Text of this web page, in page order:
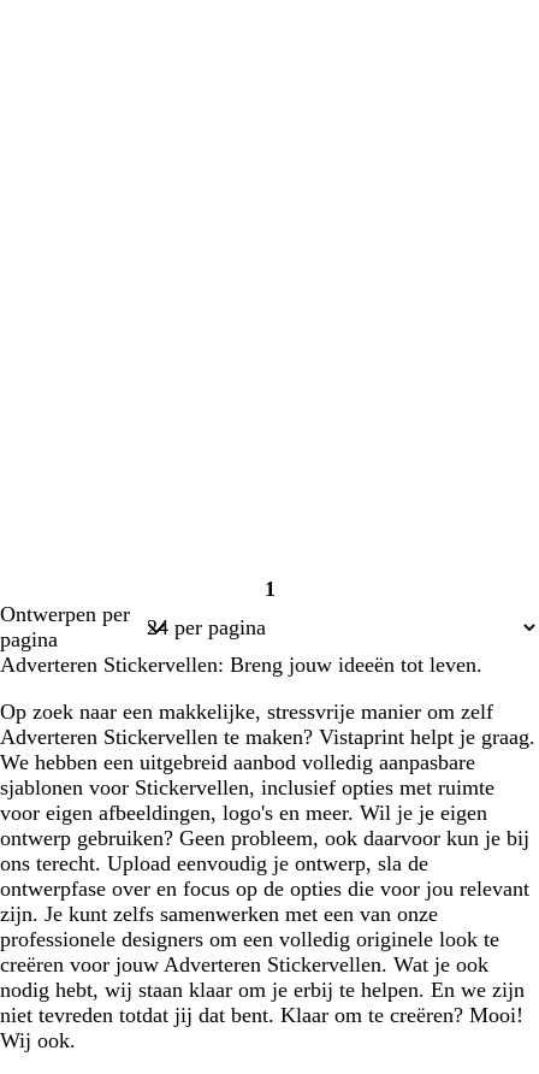
Pagina
1
Ontwerpen per
pagina
Adverteren Stickervellen: Breng jouw ideeën tot leven.
Op zoek naar een makkelijke, stressvrije manier om zelf
Adverteren Stickervellen te maken? Vistaprint helpt je graag.
We hebben een uitgebreid aanbod volledig aanpasbare
sjablonen voor Stickervellen, inclusief opties met ruimte
voor eigen afbeeldingen, logo's en meer. Wil je je eigen
ontwerp gebruiken? Geen probleem, ook daarvoor kun je bij
ons terecht. Upload eenvoudig je ontwerp, sla de
ontwerpfase over en focus op de opties die voor jou relevant
zijn. Je kunt zelfs samenwerken met een van onze
professionele designers om een volledig originele look te
creëren voor jouw Adverteren Stickervellen. Wat je ook
nodig hebt, wij staan klaar om je erbij te helpen. En we zijn
niet tevreden totdat jij dat bent. Klaar om te creëren? Mooi!
Wij ook.